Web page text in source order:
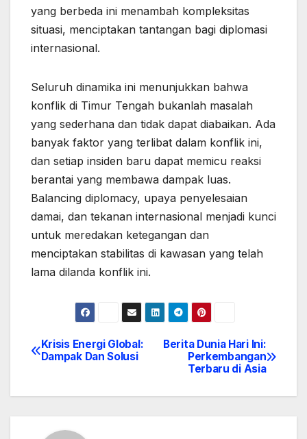
yang berbeda ini menambah kompleksitas
situasi, menciptakan tantangan bagi diplomasi
internasional.
Seluruh dinamika ini menunjukkan bahwa
konflik di Timur Tengah bukanlah masalah
yang sederhana dan tidak dapat diabaikan. Ada
banyak faktor yang terlibat dalam konflik ini,
dan setiap insiden baru dapat memicu reaksi
berantai yang membawa dampak luas.
Balancing diplomacy, upaya penyelesaian
damai, dan tekanan internasional menjadi kunci
untuk meredakan ketegangan dan
menciptakan stabilitas di kawasan yang telah
lama dilanda konflik ini.
Post
Berita Dunia Hari Ini:
Perkembangan
Terbaru di Asia
Krisis Energi Global:
Dampak Dan Solusi